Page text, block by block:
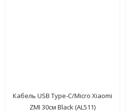
Кабель USB Type-C/Micro Xiaomi
ZMI 30см Black (AL511)